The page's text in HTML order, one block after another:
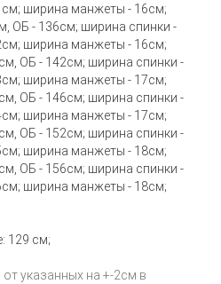
ширина манжеты - 16см;
ОБ - 136см; ширина спинки -
ширина манжеты - 16см;
ОБ - 142см; ширина спинки -
ширина манжеты - 17см;
ОБ - 146см; ширина спинки -
ширина манжеты - 17см;
ОБ - 152см; ширина спинки -
ширина манжеты - 18см;
ОБ - 156см; ширина спинки -
ширина манжеты - 18см;
129 см;
указанных на +-2см в